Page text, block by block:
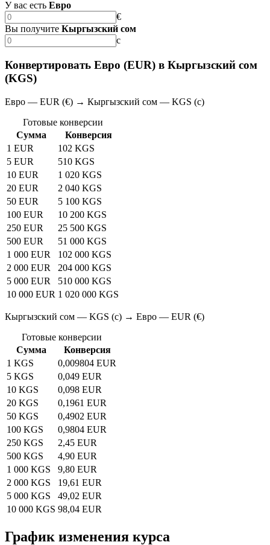
У вас есть Евро
€
Вы получите Кыргызский сом
с
Конвертировать Евро (EUR) в Кыргызский сом
(KGS)
Евро — EUR (€) → Кыргызский сом — KGS (с)
Готовые конверсии
Сумма
Конверсия
1 EUR
102 KGS
5 EUR
510 KGS
10 EUR
1 020 KGS
20 EUR
2 040 KGS
50 EUR
5 100 KGS
100 EUR
10 200 KGS
250 EUR
25 500 KGS
500 EUR
51 000 KGS
1 000 EUR
102 000 KGS
2 000 EUR
204 000 KGS
5 000 EUR
510 000 KGS
10 000 EUR 1 020 000 KGS
Кыргызский сом — KGS (с) → Евро — EUR (€)
Готовые конверсии
Сумма
Конверсия
1 KGS
0,009804 EUR
5 KGS
0,049 EUR
10 KGS
0,098 EUR
20 KGS
0,1961 EUR
50 KGS
0,4902 EUR
100 KGS
0,9804 EUR
250 KGS
2,45 EUR
500 KGS
4,90 EUR
1 000 KGS
9,80 EUR
2 000 KGS
19,61 EUR
5 000 KGS
49,02 EUR
10 000 KGS 98,04 EUR
График изменения курса